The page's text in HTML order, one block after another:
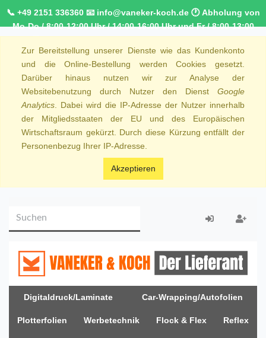
📞 +49 2151 336360 📧 info@vaneker-koch.de 🕐 Abholung von
Mo-Do / 8:00-12:00 Uhr / 14:00-16:00 Uhr und Fr / 8:00-13:00
NRW 🚛 Kostenfreie Lieferung ab 250€ Bestellwert
Zur Bereitstellung unserer Dienste wie das Kundenkonto
und die Online-Bestellung werden Cookies gesetzt.
Darüber hinaus nutzen wir zur Analyse der
Websitebenutzung durch Nutzer den Dienst Google
Analytics . Dabei wird die IP-Adresse der Nutzer innerhalb
der Mitgliedsstaaten der EU und des Europäischen
Wirtschaftsraum gekürzt. Durch diese Kürzung entfällt der
Personenbezug Ihrer IP-Adresse.
Akzeptieren
Digitaldruck/Laminate Car-Wrapping/Autofolien
Plotterfolien Werbetechnik Flock & Flex Reflex